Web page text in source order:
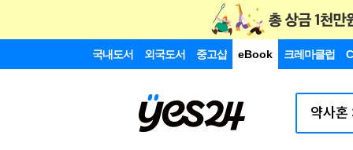
국내도서 외국도서 중고샵 eBook 크레마클럽